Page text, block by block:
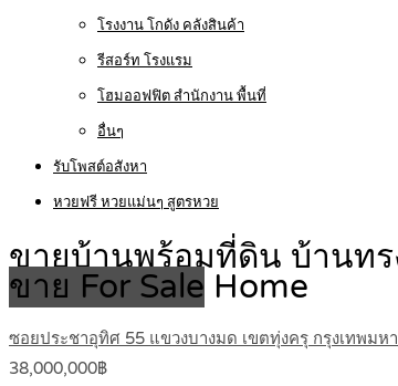
โรงงาน โกดัง คลังสินค้า
รีสอร์ท โรงแรม
โฮมออฟฟิต สำนักงาน พื้นที่
อื่นๆ
รับโพสต์อสังหา
หวยฟรี หวยแม่นๆ สูตรหวย
ขายบ้านพร้อมที่ดิน บ้านทร
ขาย For Sale Home
ซอยประชาอุทิศ 55 แขวงบางมด เขตทุ่งครุ กรุงเทพมห
38,000,000฿